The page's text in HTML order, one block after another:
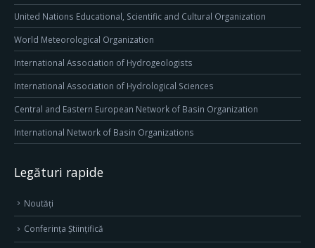
United Nations Educational, Scientific and Cultural Organization
World Meteorological Organization
International Association of Hydrogeologists
International Association of Hydrological Sciences
Central and Eastern European Network of Basin Organization
International Network of Basin Organizations
Legături rapide
Noutăți
Conferința Științifică